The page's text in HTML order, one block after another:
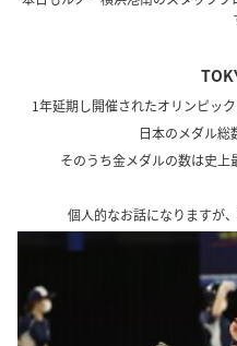
1年延期し開催されたオリンピッ
日本のメダル総
そのうち金メダルの数は史上
個人的なお話になりますが